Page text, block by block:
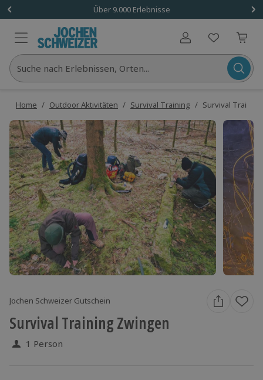
Über 9.000 Erlebnisse
Benutzerkonto
Suche nach Erlebnissen, Orten...
Home / Outdoor Aktivitäten / Survival Training / Survival
Jochen Schweizer Gutschein
Survival Training Zwingen
1 Person